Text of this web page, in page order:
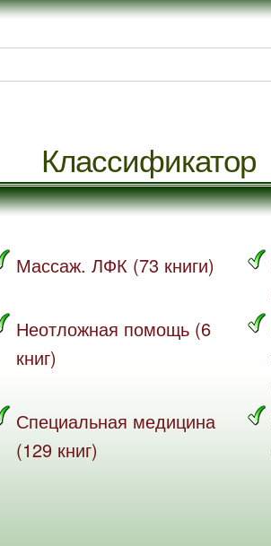
Классификатор
Массаж. ЛФК (73 книги)
Неотложная помощь (6
книг)
Специальная медицина
(129 книг)